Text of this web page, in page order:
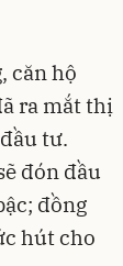
căn hộ
ra mắt thị
tư.
đón đầu
đồng
hút cho